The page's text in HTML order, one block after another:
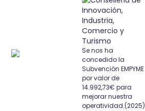
Se nos ha
concedido la
Subvención EMPYME
por valor de
14.992,73€ para
mejorar nuestra
operatividad.(2025)